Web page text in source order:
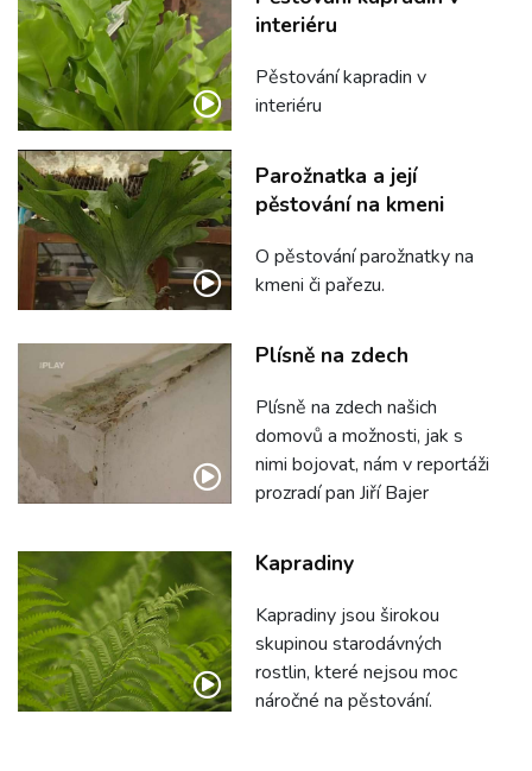
interiéru
Pěstování kapradin v
interiéru
Parožnatka a její
pěstování na kmeni
O pěstování parožnatky na
kmeni či pařezu.
Plísně na zdech
Plísně na zdech našich
domovů a možnosti, jak s
nimi bojovat, nám v reportáži
prozradí pan Jiří Bajer
Kapradiny
Kapradiny jsou širokou
skupinou starodávných
rostlin, které nejsou moc
náročné na pěstování.